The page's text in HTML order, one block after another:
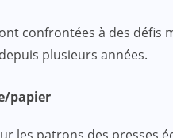
confrontées à des défis
plusieurs années.
papier